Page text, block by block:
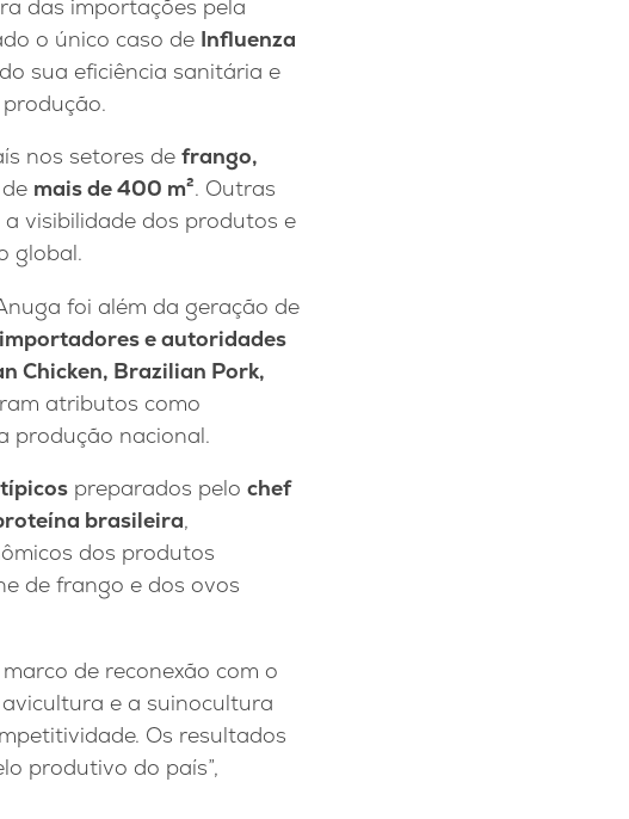
das importações pela
o único caso de Influenza
sua eficiência sanitária e
nos setores de frango,
mais de 400 m². Outras
visibilidade dos produtos e
global.
foi além da geração de
e autoridades
Chicken, Brazilian Pork,
atributos como
produção nacional.
preparados pelo chef
brasileira,
dos produtos
de frango e dos ovos
de reconexão com o
e a suinocultura
Os resultados
produtivo do país”,